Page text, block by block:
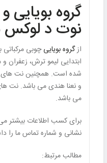
گروه
نوت د لوکس
ازگروه بویاییچوبی
ابتدایی لیمو ترش،
شده است. همچنین نت های
و نعنا هندی می باشد. نت
می باشد.
برای کسب اطلاعات بیشتر
نشانی و شماره تماس ما را
مطالب مرتبط: